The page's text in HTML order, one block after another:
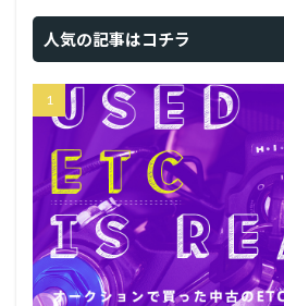
人気の記事はコチラ